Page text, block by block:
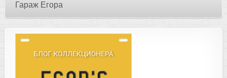
Гараж Егора